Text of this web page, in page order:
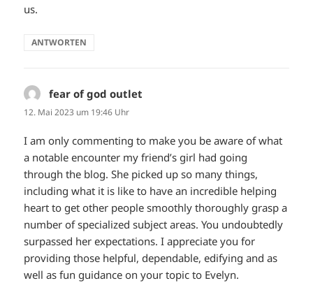
us.
ANTWORTEN
fear of god outlet
12. Mai 2023 um 19:46 Uhr
I am only commenting to make you be aware of what
a notable encounter my friend’s girl had going
through the blog. She picked up so many things,
including what it is like to have an incredible helping
heart to get other people smoothly thoroughly grasp a
number of specialized subject areas. You undoubtedly
surpassed her expectations. I appreciate you for
providing those helpful, dependable, edifying and as
well as fun guidance on your topic to Evelyn.